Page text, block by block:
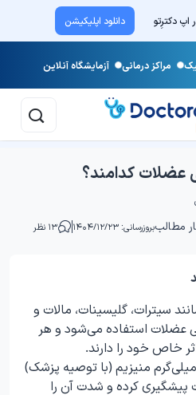
اپ دکترِتو دانلود اپلیکیشن
مراکز درمانی آزمایشگاه آنلاین
عضلات کدامند؟
مطالببروزرسانی: ۱۴۰۴/۱۲/۲۳ ۱۳ نظر
سیترات، گلیسینات، مالات و
عضلات استفاده می‌شود و هر
خاص خود را دارند.
مصرف روزانه حدود ۳۰۰ میلی‌گرم منیزیم (با توصیه پزشک)
پیشگیری کرده و شدت آن را